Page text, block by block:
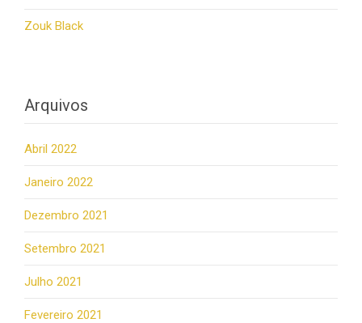
Zouk Black
Arquivos
Abril 2022
Janeiro 2022
Dezembro 2021
Setembro 2021
Julho 2021
Fevereiro 2021